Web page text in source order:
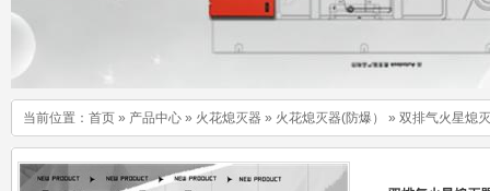
当前位置： 首页 » 产品中心 » 火花熄灭器 » 火花熄灭器(防爆） » 双排气火星熄